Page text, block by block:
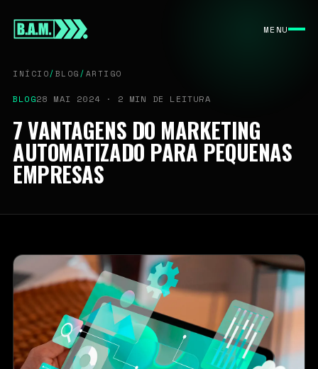
MENU
INÍCIO
SOBRE
SERVIÇOS
BLOG
CONTATO
contato@bamassessoria.com
11 9 7625-9165
São Paulo / BR
SIGA A BAM
INSTAGRAMLINKEDINFACEBOOK
INÍCIO/BLOG/ARTIGO
BLOG28 MAI 2024 · 2 MIN DE LEITURA
7 VANTAGENS DO MARKETING
AUTOMATIZADO PARA PEQUENAS
EMPRESAS